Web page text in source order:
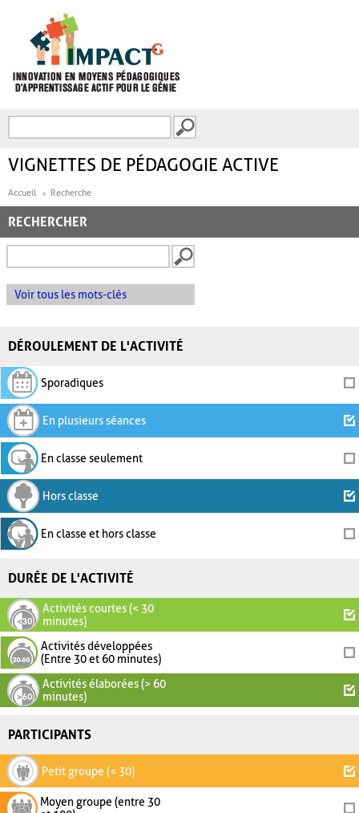
FORMULAIRE DE
VIGNETTES DE PÉDAGOGIE ACTIVE
Accueil Recherche
RECHERCHER
Voir tous les mots-clés
DÉROULEMENT DE L'ACTIVITÉ
Sporadiques
En plusieurs séances
En classe seulement
Hors classe
En classe et hors classe
DURÉE DE L'ACTIVITÉ
Activités courtes (< 30
minutes)
Activités développées
(Entre 30 et 60 minutes)
Activités élaborées (> 60
minutes)
PARTICIPANTS
Petit groupe (< 30)
Moyen groupe (entre 30